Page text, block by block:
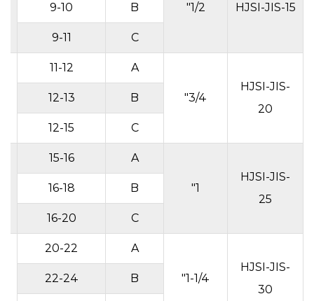
HJSI-JIS-15
1/2"
B
9-10
C
9-11
HJSI-JIS-
20
3/4"
A
11-12
B
12-13
C
12-15
HJSI-JIS-
25
1"
A
15-16
B
16-18
C
16-20
HJSI-JIS-
30
1-1/4"
A
20-22
B
22-24